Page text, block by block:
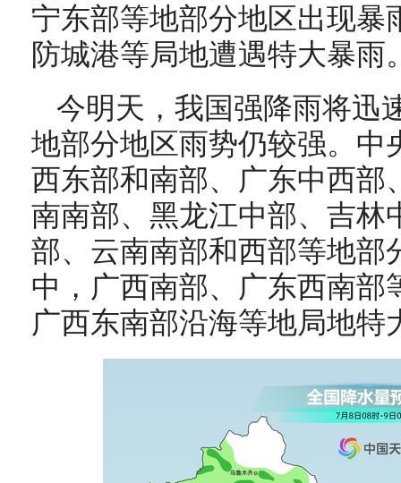
宁东部等地部分地区出现暴
防城港等局地遭遇特大暴雨
今明天，我国强降雨将迅
地部分地区雨势仍较强。中
西东部和南部、广东中西部
南南部、黑龙江中部、吉林
部、云南南部和西部等地部
中，广西南部、广东西南部
广西东南部沿海等地局地特